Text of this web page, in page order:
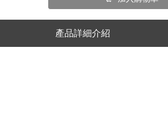
產品詳細介紹